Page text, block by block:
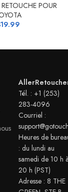
RETOUCHE POUR
19.99
Tél. : +1 (253)
283-4096
Courriel :
Heures de
: du lundi au
samedi de 10 h
20 h (PST)
Adresse : 8 THE